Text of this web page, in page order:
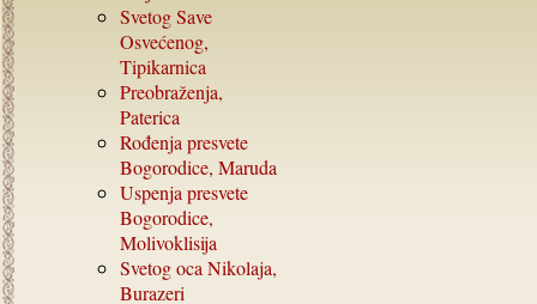
Svetog Save
Osvećenog,
Tipikarnica
Preobraženja,
Paterica
Rođenja presvete
Bogorodice, Maruda
Uspenja presvete
Bogorodice,
Molivoklisija
Svetog oca Nikolaja,
Burazeri